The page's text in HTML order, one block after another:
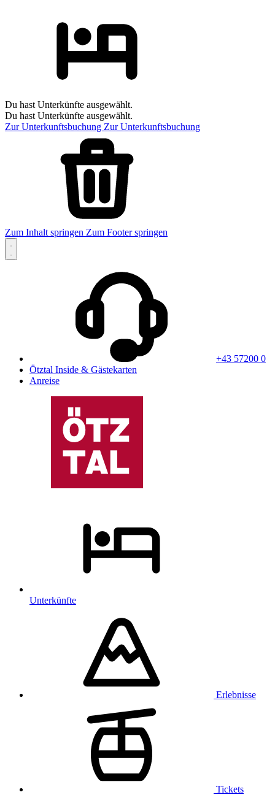
Du hast Unterkünfte ausgewählt.
Du hast Unterkünfte ausgewählt.
Zur Unterkunftsbuchung Zur Unterkunftsbuchung
Zum Inhalt springen Zum Footer springen
+43 57200 0
Ötztal Inside & Gästekarten
Anreise
Unterkünfte
Erlebnisse
Tickets